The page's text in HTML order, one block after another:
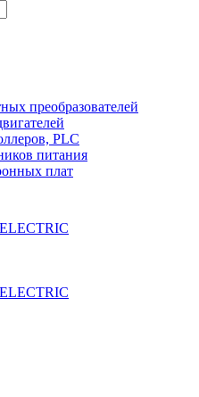
преобразователей
PLC
питания
плат